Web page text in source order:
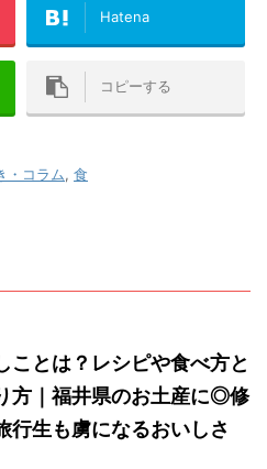
Hatena
コピーする
・コラム, 食
ことは？レシピや食べ方と
方｜福井県のお土産に◎修
行生も虜になるおいしさ